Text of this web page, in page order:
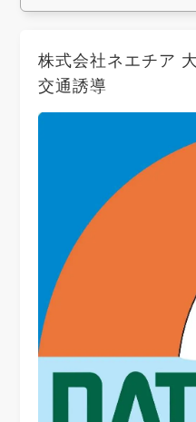
株式会社ネエチア
交通誘導